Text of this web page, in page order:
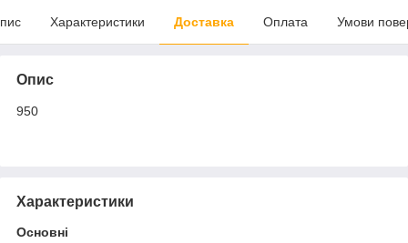
Характеристики Доставка Оплата Умови
Опис
950
Характеристики
Основні